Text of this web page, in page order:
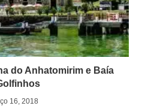
do Anhatomirim e Baía
16, 2018